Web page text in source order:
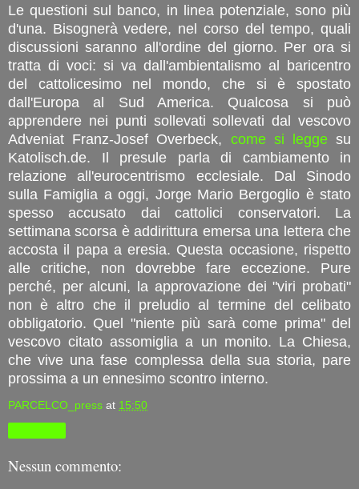
Le questioni sul banco, in linea potenziale, sono più
d'una. Bisognerà vedere, nel corso del tempo, quali
discussioni saranno all'ordine del giorno. Per ora si
tratta di voci: si va dall'ambientalismo al baricentro
del cattolicesimo nel mondo, che si è spostato
dall'Europa al Sud America. Qualcosa si può
apprendere nei punti sollevati sollevati dal vescovo
Adveniat Franz-Josef Overbeck, come si leggesu
Katolisch.de. Il presule parla di cambiamento in
relazione all'eurocentrismo ecclesiale. Dal Sinodo
sulla Famiglia a oggi, Jorge Mario Bergoglio è stato
spesso accusato dai cattolici conservatori. La
settimana scorsa è addirittura emersa una lettera che
accosta il papa a eresia. Questa occasione, rispetto
alle critiche, non dovrebbe fare eccezione. Pure
perché, per alcuni, la approvazione dei "viri probati"
non è altro che il preludio al termine del celibato
obbligatorio. Quel "niente più sarà come prima" del
vescovo citato assomiglia a un monito. La Chiesa,
che vive una fase complessa della sua storia, pare
prossima a un ennesimo scontro interno.
PARCELCO_press at 15:50
Nessun commento: